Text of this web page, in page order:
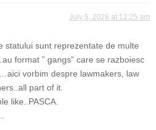
July 5, 2026 at 12:25 am
statului sunt reprezentate de multe
format ” gangs” care se razboiesc
vorbim despre lawmakers, law
part of it.
like..PASCA.